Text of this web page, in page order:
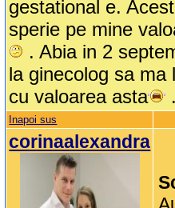
gestational e.
sperie pe mine
. Abia in 2
la ginecolog sa ma
cu valoarea asta
.
Inapoi sus
corinaalexandra